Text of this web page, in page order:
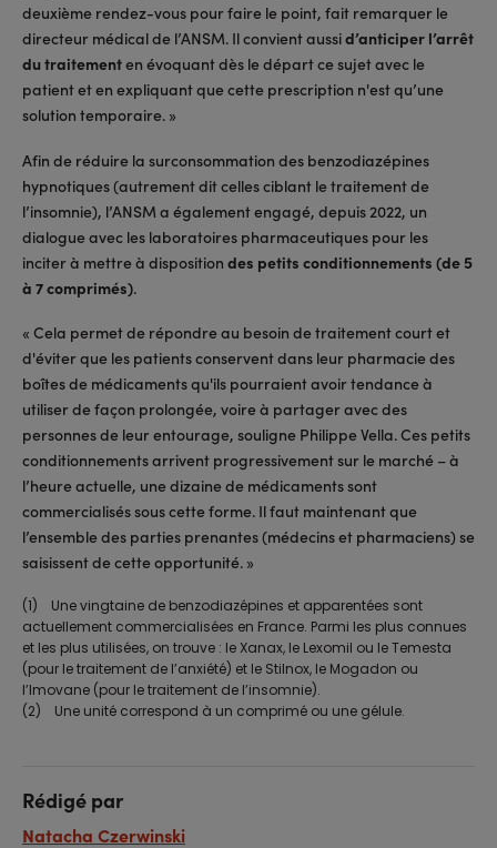
deuxième rendez-vous pour faire le point, fait remarquer le
directeur médical de l’ANSM. Il convient aussid’anticiper l’arrêt
du traitementen évoquant dès le départ ce sujet avec le
patient et en expliquant que cette prescription n'est qu’une
solution temporaire. »
Afin de réduire la surconsommation des benzodiazépines
hypnotiques (autrement dit celles ciblant le traitement de
l’insomnie), l’ANSM a également engagé, depuis 2022, un
dialogue avec les laboratoires pharmaceutiques pour les
inciter à mettre à disposition des petits conditionnements (de 5
à 7 comprimés).
« Cela permet de répondre au besoin de traitement court et
d'éviter que les patients conservent dans leur pharmacie des
boîtes de médicaments qu'ils pourraient avoir tendance à
utiliser de façon prolongée, voire à partager avec des
personnes de leur entourage, souligne Philippe Vella. Ces petits
conditionnements arrivent progressivement sur le marché – à
l’heure actuelle, une dizaine de médicaments sont
commercialisés sous cette forme. Il faut maintenant que
l’ensemble des parties prenantes (médecins et pharmaciens) se
saisissent de cette opportunité. »
(1) Une vingtaine de benzodiazépines et apparentées sont
actuellement commercialisées en France. Parmi les plus connues
et les plus utilisées, on trouve : le Xanax, le Lexomil ou le Temesta
(pour le traitement de l’anxiété) et le Stilnox, le Mogadon ou
l’Imovane (pour le traitement de l’insomnie).
(2) Une unité correspond à un comprimé ou une gélule.
Rédigé par
Natacha Czerwinski